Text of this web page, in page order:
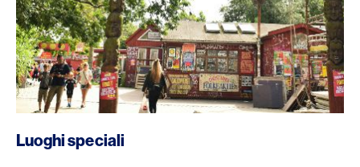
Luoghi speciali